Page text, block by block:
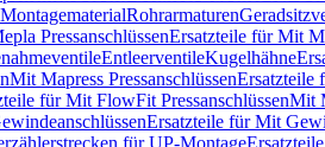
MontagematerialRohrarmaturen
PressanschlüssenErsatzteile für Mit
EntleerventileKugelhähne
Mit Mapress PressanschlüssenErsatzteile
für Mit FlowFit PressanschlüssenMit
Ersatzteile für Mit
für UP-Montage